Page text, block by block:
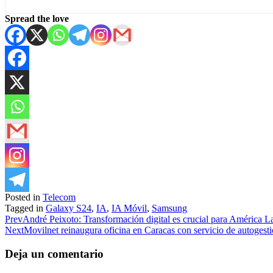
Spread the love
Posted in Telecom
Tagged in Galaxy S24, IA, IA Móvil, Samsung
PrevAndré Peixoto: Transformación digital es crucial para América
NextMovilnet reinaugura oficina en Caracas con servicio de
Deja un comentario